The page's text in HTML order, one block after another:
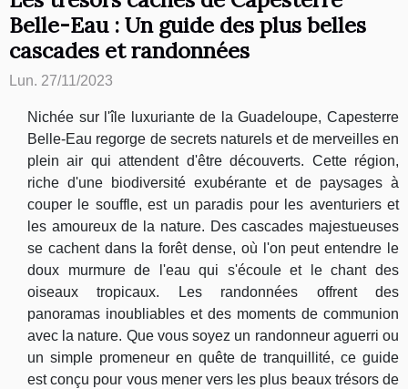
Belle-Eau : Un guide des plus belles
cascades et randonnées
Lun. 27/11/2023
Nichée sur l'île luxuriante de la Guadeloupe, Capesterre
Belle-Eau regorge de secrets naturels et de merveilles en
plein air qui attendent d'être découverts. Cette région,
riche d'une biodiversité exubérante et de paysages à
couper le souffle, est un paradis pour les aventuriers et
les amoureux de la nature. Des cascades majestueuses
se cachent dans la forêt dense, où l'on peut entendre le
doux murmure de l'eau qui s'écoule et le chant des
oiseaux tropicaux. Les randonnées offrent des
panoramas inoubliables et des moments de communion
avec la nature. Que vous soyez un randonneur aguerri ou
un simple promeneur en quête de tranquillité, ce guide
est conçu pour vous mener vers les plus beaux trésors de